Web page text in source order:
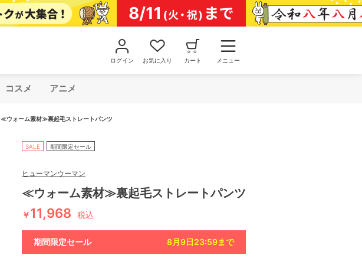
ログイン お気に入り カート メニュー
コスメ アニメ
≪ウォーム素材≫裏起毛ストレートパンツ
SALE 期間限定セール
ヒューマンウーマン
≪ウォーム素材≫裏起毛ストレートパンツ
￥11,968 税込
期間限定セール 8月9日23:59まで